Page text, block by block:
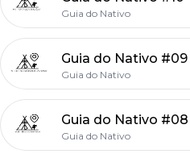
Guia do Nativo
Guia do Nativo
Guia do Nativo